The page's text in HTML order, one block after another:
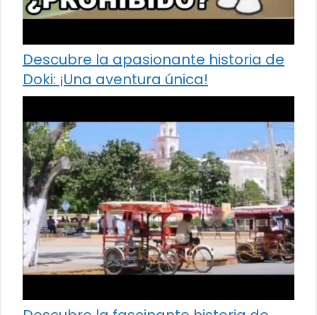
Descubre la apasionante historia de
Doki: ¡Una aventura única!